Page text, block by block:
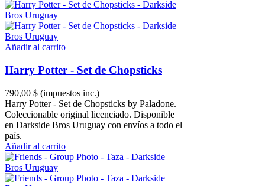
Añadir al carrito
Harry Potter - Set de Chopsticks
790,00 $ (impuestos inc.)
Harry Potter - Set de Chopsticks by Paladone.
Coleccionable original licenciado. Disponible
en Darkside Bros Uruguay con envíos a todo el
país.
Añadir al carrito